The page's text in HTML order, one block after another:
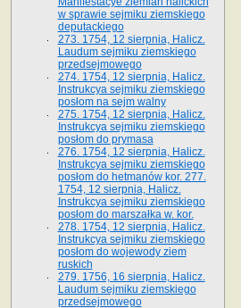
w sprawie sejmiku ziemskiego
deputackiego
273. 1754, 12 sierpnia, Halicz.
Laudum sejmiku ziemskiego
przedsejmowego
274. 1754, 12 sierpnia, Halicz.
Instrukcya sejmiku ziemskiego
posłom na sejm walny
275. 1754, 12 sierpnia, Halicz.
Instrukcya sejmiku ziemskiego
posłom do prymasa
276. 1754, 12 sierpnia, Halicz.
Instrukcya sejmiku ziemskiego
posłom do hetmanów kor. 277.
1754, 12 sierpnia, Halicz.
Instrukcya sejmiku ziemskiego
posłom do marszałka w. kor.
278. 1754, 12 sierpnia, Halicz.
Instrukcya sejmiku ziemskiego
posłom do wojewody ziem
ruskich
279. 1756, 16 sierpnia, Halicz.
Laudum sejmiku ziemskiego
przedsejmowego